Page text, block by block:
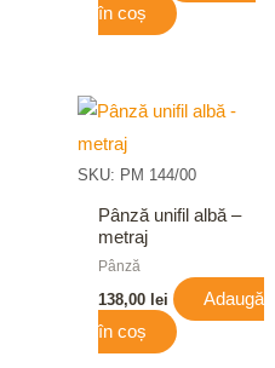
în coș
SKU: PM 144/00
Pânză unifil albă –
metraj
Pânză
138,00 lei
Adaugă
în coș